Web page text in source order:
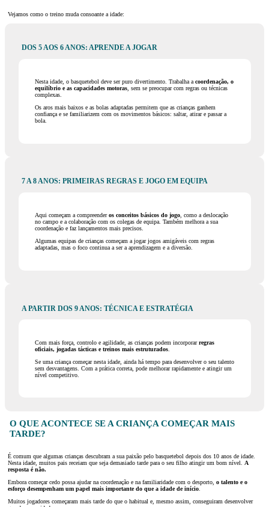
Vejamos como o treino muda consoante a idade:
DOS 5 AOS 6 ANOS: APRENDE A JOGAR
Nesta idade, o basquetebol deve ser puro divertimento. Trabalha a coordenação, o
equilíbrio e as capacidades motoras , sem se preocupar com regras ou técnicas
complexas.
Os aros mais baixos e as bolas adaptadas permitem que as crianças ganhem
confiança e se familiarizem com os movimentos básicos: saltar, atirar e passar a
bola.
7 A 8 ANOS: PRIMEIRAS REGRAS E JOGO EM EQUIPA
Aqui começam a compreenderos conceitos básicos do jogo, como a deslocação
no campo e a colaboração com os colegas de equipa. Também melhora a sua
coordenação e faz lançamentos mais precisos.
Algumas equipas de crianças começam a jogar jogos amigáveis com regras
adaptadas, mas o foco continua a ser a aprendizagem e a diversão.
A PARTIR DOS 9 ANOS: TÉCNICA E ESTRATÉGIA
Com mais força, controlo e agilidade, as crianças podem incorporarregras
oficiais, jogadas tácticas e treinos mais estruturados
Se uma criança começar nesta idade, ainda há tempo para desenvolver o seu talento
sem desvantagens. Com a prática correta, pode melhorar rapidamente e atingir um
nível competitivo.
O QUE ACONTECE SE A CRIANÇA COMEÇAR MAIS
TARDE?
É comum que algumas crianças descubram a sua paixão pelo basquetebol depois dos 10 anos de idade.
Nesta idade, muitos pais receiam que seja demasiado tarde para o seu filho atingir um bom nível. A
resposta é não.
Embora começar cedo possa ajudar na coordenação e na familiaridade com o desporto, o talento e o
esforço desempenham um papel mais importante do que a idade de início
Muitos jogadores começaram mais tarde do que o habitual e, mesmo assim, conseguiram desenvolver